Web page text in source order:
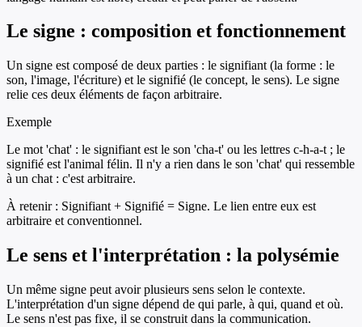
Le signe : composition et fonctionnement
Un signe est composé de deux parties : le signifiant (la forme : le
son, l'image, l'écriture) et le signifié (le concept, le sens). Le signe
relie ces deux éléments de façon arbitraire.
Exemple
Le mot 'chat' : le signifiant est le son 'cha-t' ou les lettres c-h-a-t ; le
signifié est l'animal félin. Il n'y a rien dans le son 'chat' qui ressemble
à un chat : c'est arbitraire.
À retenir : Signifiant + Signifié = Signe. Le lien entre eux est
arbitraire et conventionnel.
Le sens et l'interprétation : la polysémie
Un même signe peut avoir plusieurs sens selon le contexte.
L'interprétation d'un signe dépend de qui parle, à qui, quand et où.
Le sens n'est pas fixe, il se construit dans la communication.